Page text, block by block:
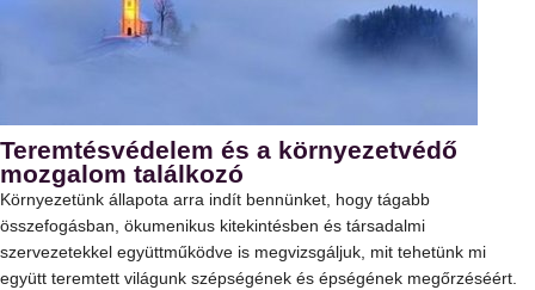
Teremtésvédelem és a környezetvédő
mozgalom találkozó
Környezetünk állapota arra indít bennünket, hogy tágabb
összefogásban, ökumenikus kitekintésben és társadalmi
szervezetekkel együttműködve is megvizsgáljuk, mit tehetünk mi
együtt teremtett világunk szépségének és épségének megőrzéséért.